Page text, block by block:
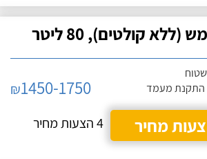
קולטים), 80 ליטר
התקנת מעמד
₪1450-1750
מחיר
4 הצעות מחיר